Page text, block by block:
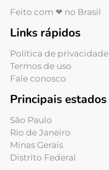
Feito com ❤ no Brasil
Links rápidos
Política de privacidade
Termos de uso
Fale conosco
Principais estados
São Paulo
Rio de Janeiro
Minas Gerais
Distrito Federal